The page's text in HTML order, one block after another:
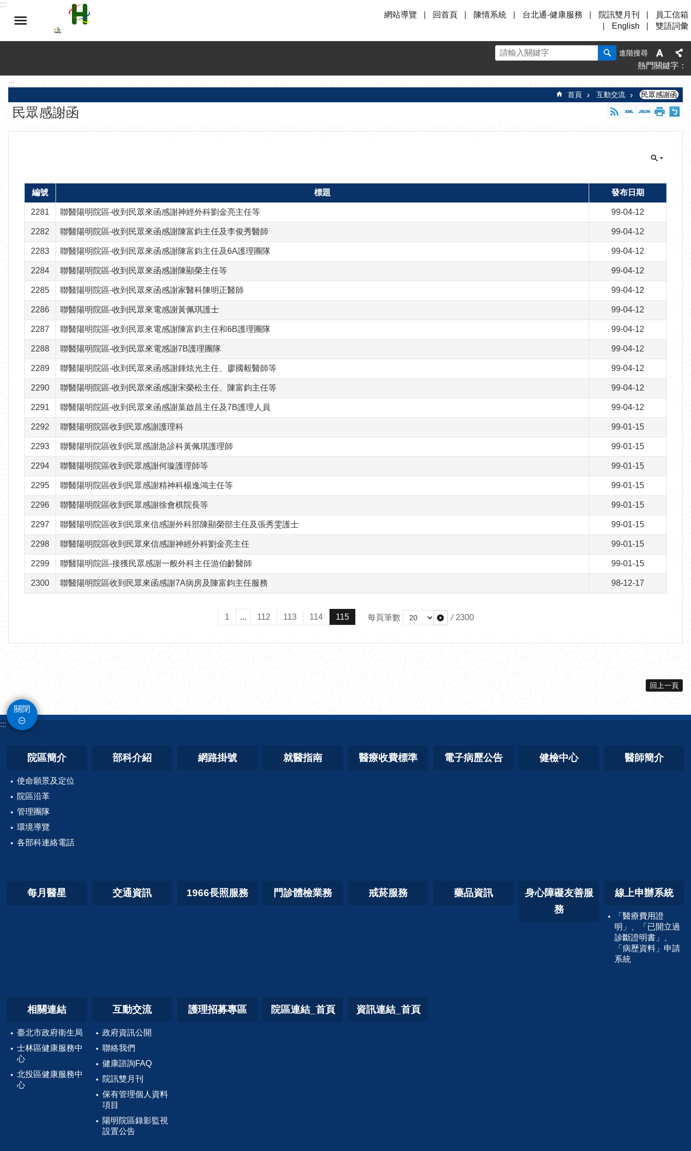
跳到主要內容區塊
:::
網站導覽
回首頁 陳情系統 台北通-健康服務 院訊雙月刊
員工信箱
English
雙語詞彙
進階搜尋
熱門關鍵字
:::
首頁 互動交流 民眾感謝函
民眾感謝函
編號 標題 發布日期
2281 聯醫陽明院區-收到民眾來函感謝神經外科劉金亮主任等 99-04-12
2282 聯醫陽明院區-收到民眾來函感謝陳富鈞主任及李俊秀醫師 99-04-12
2283 聯醫陽明院區-收到民眾來函感謝陳富鈞主任及6A護理團隊 99-04-12
2284 聯醫陽明院區-收到民眾來函感謝陳顯榮主任等 99-04-12
2285 聯醫陽明院區-收到民眾來函感謝家醫科陳明正醫師 99-04-12
2286 聯醫陽明院區-收到民眾來電感謝黃佩琪護士 99-04-12
2287 聯醫陽明院區-收到民眾來電感謝陳富鈞主任和6B護理團隊 99-04-12
2288 聯醫陽明院區-收到民眾來電感謝7B護理團隊 99-04-12
2289 聯醫陽明院區-收到民眾來函感謝鍾炫光主任、廖國毅醫師等 99-04-12
2290 聯醫陽明院區-收到民眾來函感謝宋榮松主任、陳富鈞主任等 99-04-12
2291 聯醫陽明院區-收到民眾來函感謝葉啟昌主任及7B護理人員 99-04-12
2292 聯醫陽明院區收到民眾感謝護理科 99-01-15
2293 聯醫陽明院區收到民眾感謝急診科黃佩琪護理師 99-01-15
2294 聯醫陽明院區收到民眾感謝何璇護理師等 99-01-15
2295 聯醫陽明院區收到民眾感謝精神科楊逸鴻主任等 99-01-15
2296 聯醫陽明院區收到民眾感謝徐會棋院長等 99-01-15
2297 聯醫陽明院區收到民眾來信感謝外科部陳顯榮部主任及張秀雯護士 99-01-15
2298 聯醫陽明院區收到民眾來信感謝神經外科劉金亮主任 99-01-15
2299 聯醫陽明院區-接獲民眾感謝一般外科主任游伯齡醫師 99-01-15
2300 聯醫陽明院區收到民眾來函感謝7A病房及陳富鈞主任服務 98-12-17
1 ... 112 113 114 115 每頁筆數 / 2300
回上一頁
關閉
:::
院區簡介
使命願景及定位
院區沿革
管理團隊
環境導覽
各部科連絡電話
部科介紹 網路掛號 就醫指南 醫療收費標準 電子病歷公告 健檢中心 醫師簡介
每月醫星 交通資訊 1966長照服務 門診體檢業務 戒菸服務 藥品資訊
身心障礙友善服
務
線上申辦系統
「醫療費用證
明」、「已開立過
診斷證明書」、
「病歷資料」申請
系統
相關連結
臺北市政府衛生局
士林區健康服務中
心
北投區健康服務中
心
互動交流
政府資訊公開
聯絡我們
健康諮詢FAQ
院訊雙月刊
保有管理個人資料
項目
陽明院區錄影監視
設置公告
護理招募專區 院區連結_首頁 資訊連結_首頁